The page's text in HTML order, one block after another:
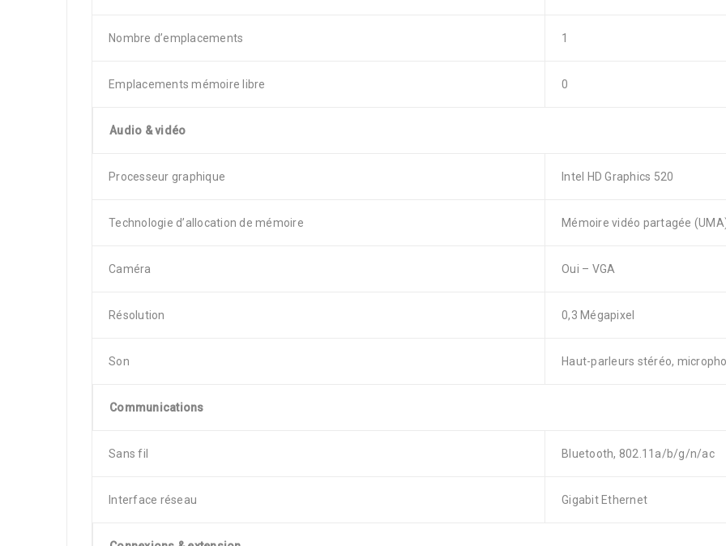
Nombre d’emplacements 1
Emplacements mémoire libre 0
Audio & vidéo
Processeur graphique Intel HD Graphics 520
Technologie d’allocation de mémoire Mémoire vidéo partagée
Caméra Oui – VGA
Résolution 0,3 Mégapixel
Son Haut-parleurs stéréo,
Communications
Sans fil Bluetooth, 802.11a/b/g/n/ac
Interface réseau Gigabit Ethernet